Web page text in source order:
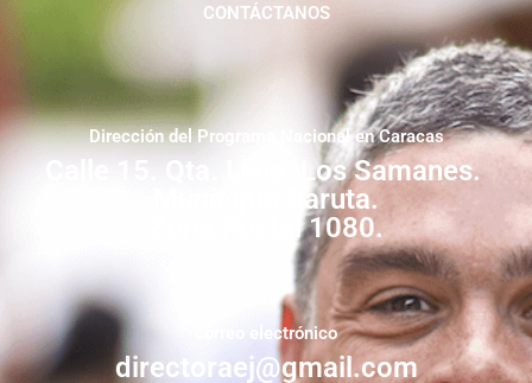
CONTÁCTANOS
Dirección del Programa Nacional en Caracas
Calle 15. Qta. Livia. Los Samanes.
Municipio Baruta.
Zona Postal 1080.
correo electrónico
directoraej@gmail.com